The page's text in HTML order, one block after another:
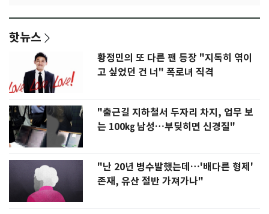
핫뉴스
황정민의 또 다른 팬 등장 "지독히 엮이
고 싶었던 건 너" 폭로녀 직격
"출근길 지하철서 두자리 차지, 업무 보
는 100㎏ 남성…부딪히면 신경질"
"난 20년 병수발했는데…'배다른 형제'
존재, 유산 절반 가져가나"